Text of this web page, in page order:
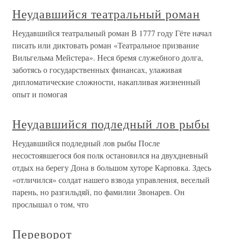
Неудавшийся театральный роман
Неудавшийся театральный роман В 1777 году Гёте начал
писать или диктовать роман «Театральное призвание
Вильгельма Мейстера». Неся бремя служебного долга,
заботясь о государственных финансах, улаживая
дипломатические сложности, накапливая жизненный
опыт и помогая
Неудавшийся подледный лов рыбы
Неудавшийся подледный лов рыбы После
несостоявшегося боя полк остановился на двухдневный
отдых на берегу Дона в большом хуторе Карповка. Здесь
«отличился» солдат нашего взвода управления, веселый
парень, но разгильдяй, по фамилии Звонарев. Он
прослышал о том, что
Переворот